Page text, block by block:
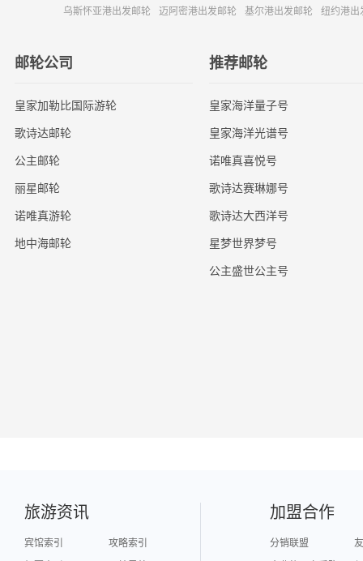
乌斯怀亚港出发邮轮
迈阿密港出发邮轮 基尔港出发邮轮 纽约港出
邮轮公司
皇家加勒比国际游轮
歌诗达邮轮
公主邮轮
丽星邮轮
诺唯真游轮
地中海邮轮
推荐邮轮
皇家海洋量子号
皇家海洋光谱号
诺唯真喜悦号
歌诗达赛琳娜号
歌诗达大西洋号
星梦世界梦号
公主盛世公主号
旅游资讯
宾馆索引
攻略索引
加盟合作
分销联盟